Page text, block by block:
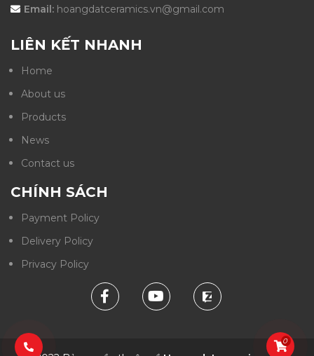
Email: hoangdatceramics.vn@gmail.com
LIÊN KẾT NHANH
Home
About us
Products
News
Contact us
CHÍNH SÁCH
Payment Policy
Delivery Policy
Privacy Policy
0